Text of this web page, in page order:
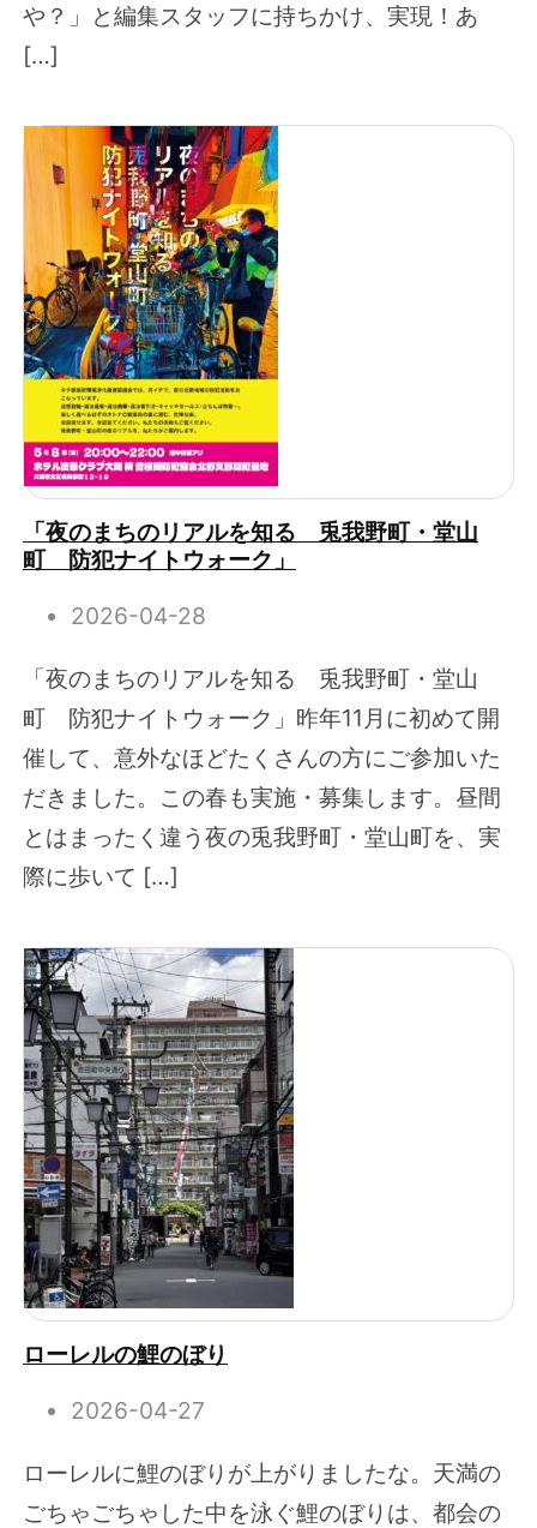
や？」と編集スタッフに持ちかけ、実現！あ
[…]
「夜のまちのリアルを知る 兎我野町・堂山
町 防犯ナイトウォーク」
2026-04-28
「夜のまちのリアルを知る 兎我野町・堂山
町 防犯ナイトウォーク」昨年11月に初めて開
催して、意外なほどたくさんの方にご参加いた
だきました。この春も実施・募集します。昼間
とはまったく違う夜の兎我野町・堂山町を、実
際に歩いて […]
ローレルの鯉のぼり
2026-04-27
ローレルに鯉のぼりが上がりましたな。天満の
ごちゃごちゃした中を泳ぐ鯉のぼりは、都会の